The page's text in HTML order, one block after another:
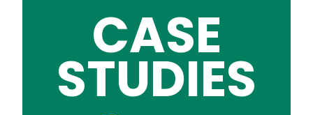
CASE
STUDIES